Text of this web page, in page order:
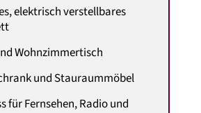
elektrisch verstellbares
Wohnzimmertisch
und Stauraummöbel
für Fernsehen, Radio und